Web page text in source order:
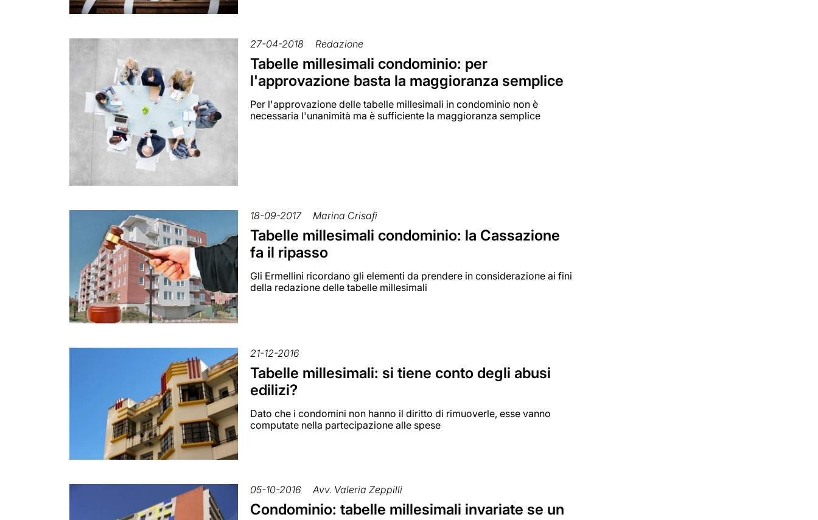
27-04-2018 Redazione
Tabelle millesimali condominio: per
l'approvazione basta la maggioranza semplice
Per l'approvazione delle tabelle millesimali in condominio non è
necessaria l'unanimità ma è sufficiente la maggioranza semplice
18-09-2017 Marina Crisafi
Tabelle millesimali condominio: la Cassazione
fa il ripasso
Gli Ermellini ricordano gli elementi da prendere in considerazione ai fini
della redazione delle tabelle millesimali
21-12-2016
Tabelle millesimali: si tiene conto degli abusi
edilizi?
Dato che i condomini non hanno il diritto di rimuoverle, esse vanno
computate nella partecipazione alle spese
05-10-2016 Avv. Valeria Zeppilli
Condominio: tabelle millesimali invariate se un